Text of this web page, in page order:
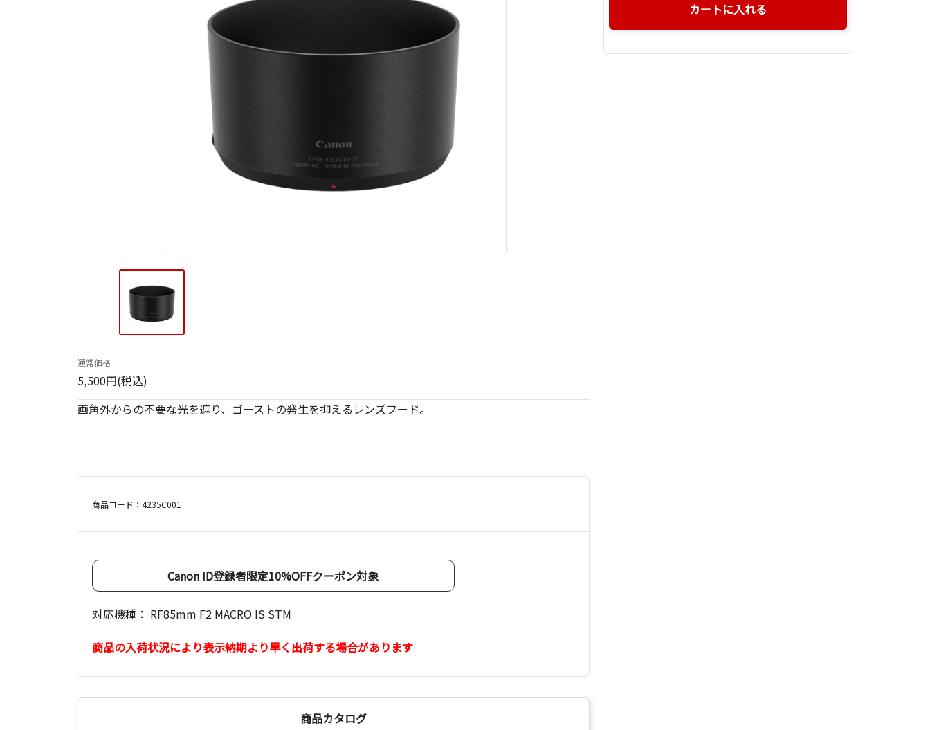
通常価格
5,500円(税込)
画角外からの不要な光を遮り、ゴーストの発生を抑えるレンズフード。
商品コード：4235C001
Canon ID登録者限定10%OFFクーポン対象
対応機種： RF85mm F2 MACRO IS STM
商品の入荷状況により表示納期より早く出荷する場合があります
商品カタログ
カートに入れる